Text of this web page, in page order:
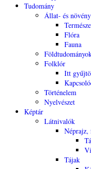
Tudomány
Állat- és
Flóra
Fauna
Folklór
Itt
Történelem
Nyelvészet
Képtár
Látnivalók
Néprajz,
Tájak